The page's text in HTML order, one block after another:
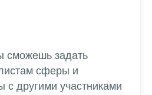
сможешь задать
сферы и
с другими участниками